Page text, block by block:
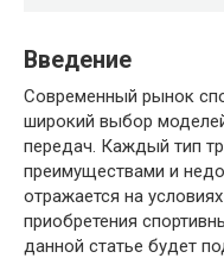
Введение
Современный рынок
широкий выбор
передач. Каждый тип
преимуществами и
отражается на
приобретения
данной статье будет